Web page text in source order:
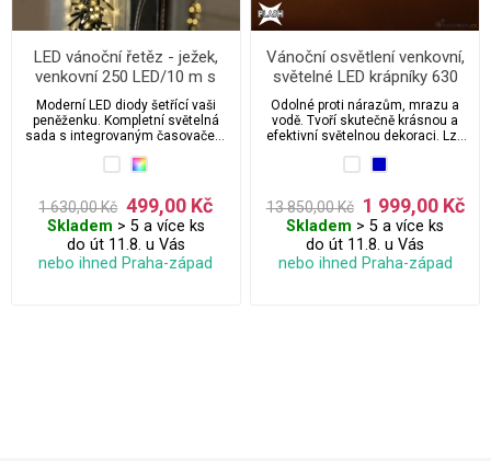
LED vánoční řetěz - ježek,
venkovní 250 LED/10 m s
propojovacím systémem a
časovačem
Moderní LED diody šetřící vaši
peněženku. Kompletní světelná
sada s integrovaným časovačem
Použití venkovní i vnitřní, příkon 9
1 630,00 Kč 499,00 Kč
Skladem > 5 a více ks
do út 11.8. u Vás
nebo ihned Praha-západ
Vánoční osvětlení venkovní,
světelné LED krápníky 630
ks/25 m s FLASH a
časovačem
Odolné proti nárazům, mrazu a
vodě. Tvoří skutečně krásnou a
efektivní světelnou dekoraci. Lze
sad najednou na jednu zásuvku.
13 850,00 Kč 1 999,00 Kč
Skladem > 5 a více ks
do út 11.8. u Vás
nebo ihned Praha-západ